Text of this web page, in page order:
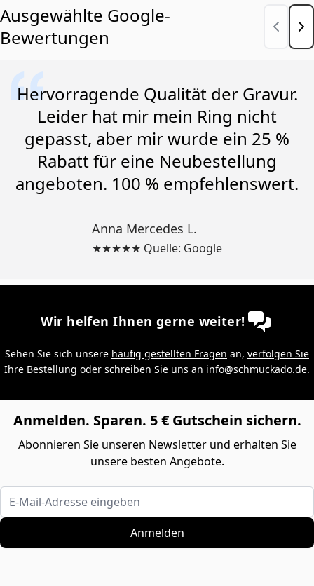
Ausgewählte Google-
Bewertungen
Hervorragende Qualität der Gravur.
Leider hat mir mein Ring nicht
gepasst, aber mir wurde ein 25 %
Rabatt für eine Neubestellung
angeboten. 100 % empfehlenswert.
Anna Mercedes L.
★★★★★ Quelle: Google
Wir helfen Ihnen gerne weiter!
Sehen Sie sich unsere häufig gestellten Fragen an, verfolgen Sie
Ihre Bestellung oder schreiben Sie uns an info@schmuckado.de.
Anmelden. Sparen. 5 € Gutschein sichern.
Abonnieren Sie unseren Newsletter und erhalten Sie
unsere besten Angebote.
E-Mail-Adresse eingeben
Anmelden